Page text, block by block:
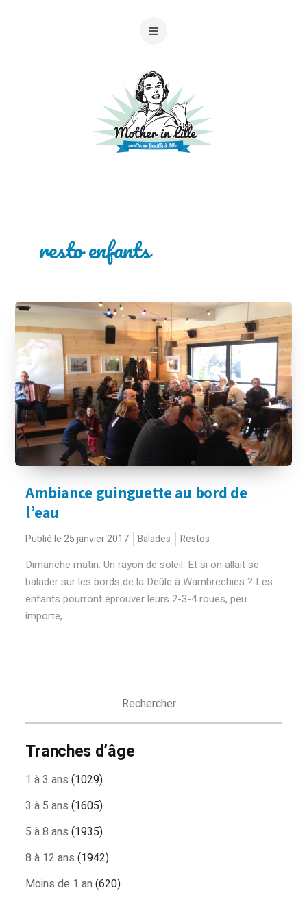
resto enfants
Ambiance guinguette au bord de
l’eau
Publié le 25 janvier 2017 Balades Restos
Dimanche matin. Un rayon de soleil. Et si on allait se
balader sur les bords de la Deûle à Wambrechies ? Les
enfants pourront éprouver leurs 2-3-4 roues, peu
importe,...
Tranches d’âge
1 à 3 ans (1029)
3 à 5 ans (1605)
5 à 8 ans (1935)
8 à 12 ans (1942)
Moins de 1 an (620)